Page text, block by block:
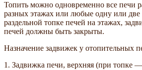
Топить можно одновременно все печи
разных этажах или любые одну или
раздельной топке печей на этажах,
печей должны быть закрыты.
Назначение задвижек у
1. Задвижка печи, верхняя (при топке